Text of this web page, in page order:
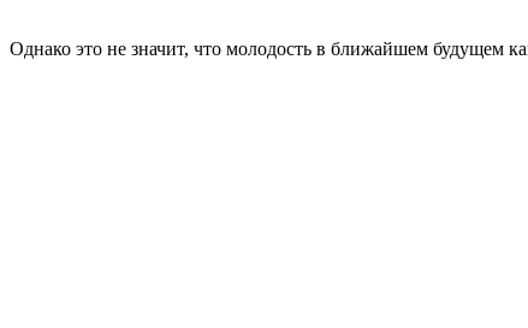
Однако это не значит, что молодость в ближайшем будущем